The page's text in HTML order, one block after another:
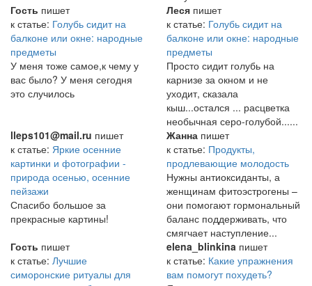
Гость пишет
к статье: Голубь сидит на
балконе или окне: народные
предметы
У меня тоже самое,к чему у
вас было? У меня сегодня
это случилось
Леся пишет
к статье: Голубь сидит на
балконе или окне: народные
предметы
Просто сидит голубь на
карнизе за окном и не
уходит, сказала
кыш...остался ... расцветка
необычная серо-голубой......
lleps101@mail.ru пишет
к статье: Яркие осенние
картинки и фотографии -
природа осенью, осенние
пейзажи
Спасибо большое за
прекрасные картины!
Жанна пишет
к статье: Продукты,
продлевающие молодость
Нужны антиоксиданты, а
женщинам фитоэстрогены –
они помогают гормональный
баланс поддерживать, что
смягчает наступление...
Гость пишет
к статье: Лучшие
симоронские ритуалы для
elena_blinkina пишет
к статье: Какие упражнения
вам помогут похудеть?